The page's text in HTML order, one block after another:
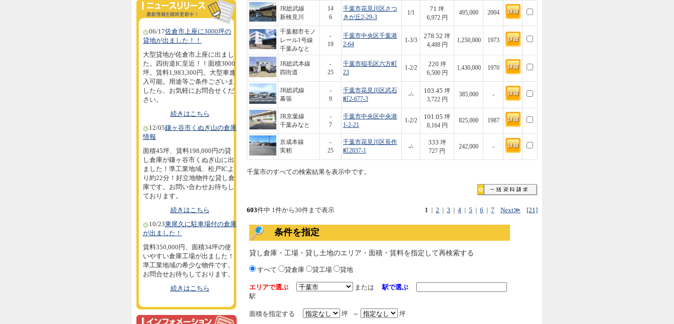
06/17佐倉市上座に3000坪の
貸地が出ました！！
大型貸地が佐倉市上座に出まし
た。四街道IC至近！！面積3000
坪。賃料1,983,300円。大型車進
入可能。用途等ご条件ございま
したら、お気軽にお問合せくだ
さい。
続きはこちら
12/05鎌ヶ谷市くぬぎ山の倉庫
情報
面積45坪、賃料198,000円の貸
し倉庫が鎌ヶ谷市くぬぎ山に出
ました！準工業地域、松戸ICよ
り約22分！好立地物件な貸し倉
庫です。お問い合わせお待ちし
ております。
続きはこちら
10/23東尾久に駐車場付の倉庫
が出ました！
賃料350,000円、面積34坪の使
いやすい倉庫工場が出ました！
準工業地域の希少な物件です。
お問合せお待ちしております。
続きはこちら
JR総武線
新検見川
14
6
千葉市花見川区さつ
きが丘2-29-3
1/1
71 坪
6,972 円
495,000 2004
千葉都市モノ
レール1号線
千葉みなと
-
19
千葉市中央区千葉港
2-64
1-3/3
278.52 坪
4,488 円
1,250,000 1973
JR総武本線
四街道
-
25
千葉市稲毛区六方町
23
1-2/2
220 坪
6,500 円
1,430,000 1970
JR総武線
幕張
-
9
千葉市花見川区武石
町2-677-3
-/-
103.45 坪
3,722 円
385,000 -
JR京葉線
千葉みなと
-
7
千葉市中央区中央港
1-2-21
1-2/2
101.05 坪
8,164 円
825,000 1987
京成本線
実籾
-
25
千葉市花見川区長作
町2037-1
-/-
333 坪
727 円
242,000 -
千葉市のすべての検索結果を表示中です。
1 2 3 4 5 6 7 Next≫ [21]
603件中 1件から30件まで表示
条件を指定
貸し倉庫・工場・貸し土地のエリア・面積・賃料を指定して再検索する
すべて 貸倉庫 貸工場 貸地
エリアで選ぶ または
駅で選ぶ
駅
面積を指定する 坪 ～ 坪